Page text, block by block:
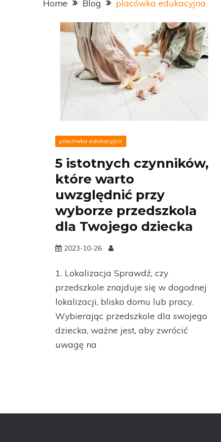
Home Blog placówka edukacyjna
placówka edukacyjna
5 istotnych czynników,
które warto
uwzględnić przy
wyborze przedszkola
dla Twojego dziecka
2023-10-26
1. Lokalizacja Sprawdź, czy
przedszkole znajduje się w dogodnej
lokalizacji, blisko domu lub pracy.
Wybierając przedszkole dla swojego
dziecka, ważne jest, aby zwrócić
uwagę na